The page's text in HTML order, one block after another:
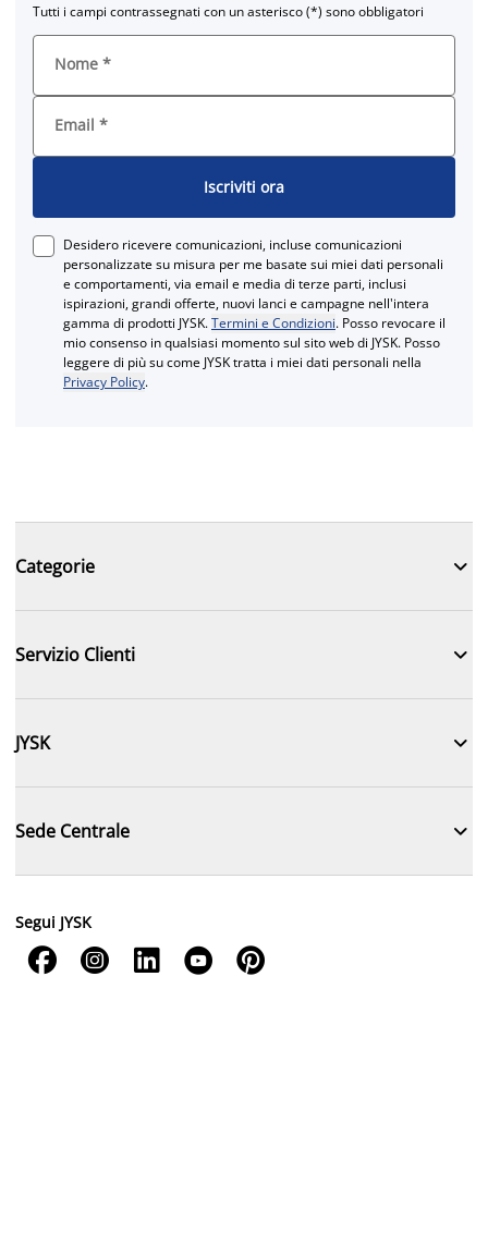
Tutti i campi contrassegnati con un asterisco (*) sono obbligatori
Nome *
Email *
Iscriviti ora
Desidero ricevere comunicazioni, incluse comunicazioni
personalizzate su misura per me basate sui miei dati personali
e comportamenti, via email e media di terze parti, inclusi
ispirazioni, grandi offerte, nuovi lanci e campagne nell'intera
gamma di prodotti JYSK.Termini e Condizioni. Posso revocare il
mio consenso in qualsiasi momento sul sito web di JYSK. Posso
leggere di più su come JYSK tratta i miei dati personali nella
Privacy Policy.
Categorie 
Servizio Clienti 
JYSK 
Sede Centrale 
Segui JYSK
    